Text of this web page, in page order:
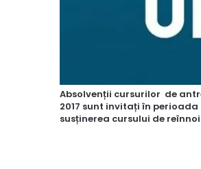
Absolvenții cursurilor de
2017 sunt invitați în perioada
susținerea cursului de